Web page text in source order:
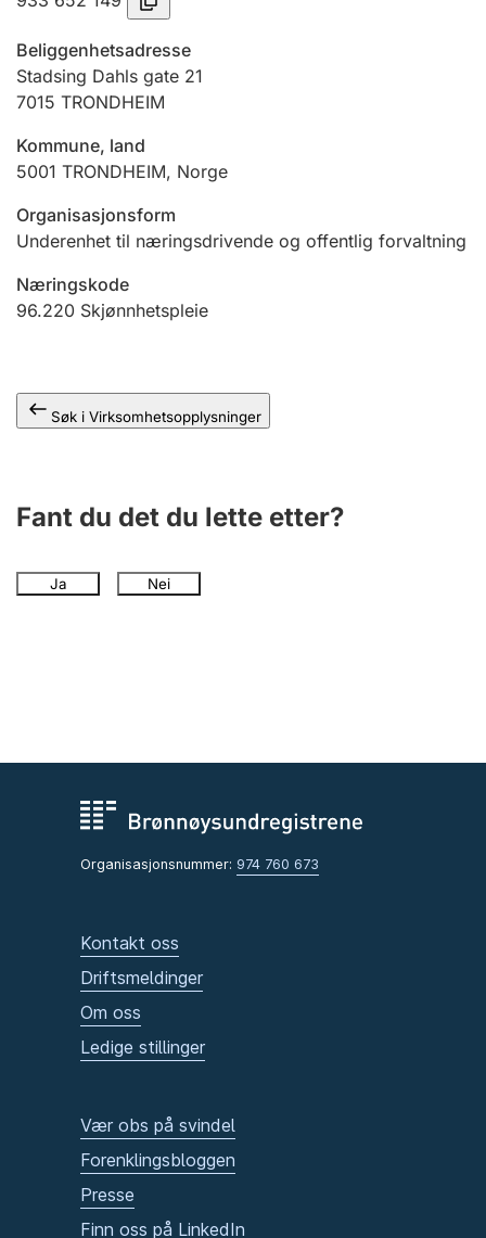
Jeger
Ektepaktveileder
Andre tema
Beliggenhetsadresse
Stadsing Dahls gate 21
7015 TRONDHEIM
Kommune, land
5001 TRONDHEIM, Norge
Organisasjonsform
Underenhet til næringsdrivende og offentlig forvaltning
Næringskode
96.220 Skjønnhetspleie
Søk i Virksomhetsopplysninger
Fant du det du lette etter?
Ja Nei
Organisasjonsnummer: 974 760 673
Kontakt oss
Driftsmeldinger
Om oss
Ledige stillinger
Vær obs på svindel
Forenklingsbloggen
Presse
Finn oss på LinkedIn